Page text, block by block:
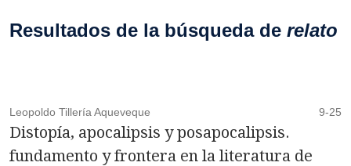
Resultados de la búsqueda de relato
Leopoldo Tillería Aqueveque 9-25
Distopía, apocalipsis y posapocalipsis.
fundamento y frontera en la literatura de